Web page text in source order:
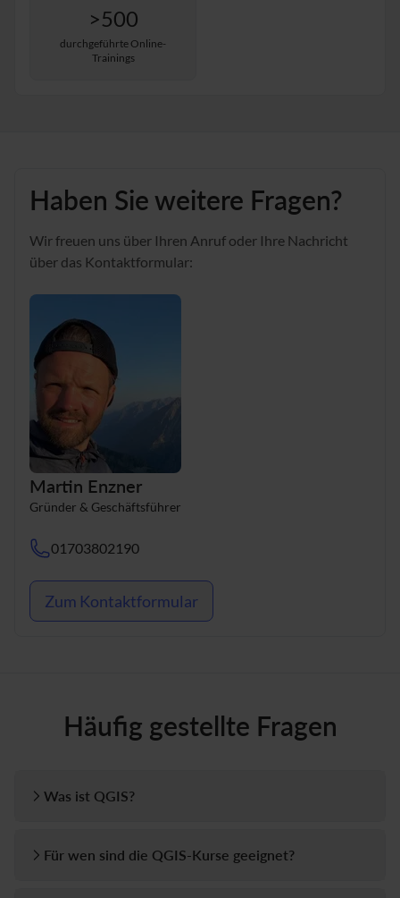
>500
durchgeführte Online-
Trainings
Haben Sie weitere Fragen?
Wir freuen uns über Ihren Anruf oder Ihre Nachricht
über das Kontaktformular:
Martin Enzner
Gründer & Geschäftsführer
01703802190
Zum Kontaktformular
Häufig gestellte Fragen
Was ist QGIS?
Für wen sind die QGIS-Kurse geeignet?